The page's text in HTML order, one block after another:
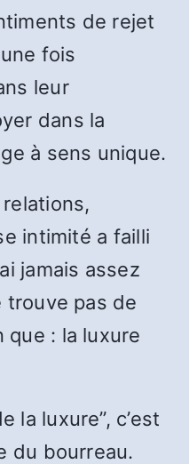
de rejet
fois
leur
dans la
à sens unique.
intimité a failli
jamais assez
trouve pas de
que : la luxure
la luxure”, c’est
du bourreau.